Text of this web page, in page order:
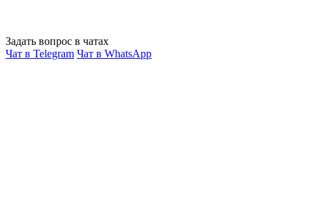
Задать вопрос в чатах
Чат в Telegram Чат в WhatsApp